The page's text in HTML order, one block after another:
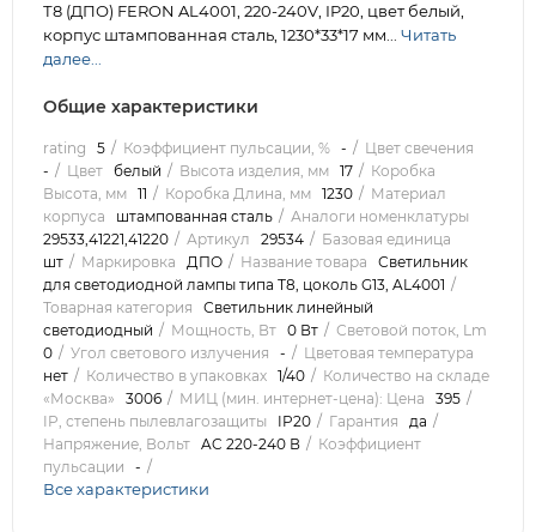
Т8 (ДПО) FERON AL4001, 220-240V, IP20, цвет белый,
корпус штампованная сталь, 1230*33*17 мм... Читать
далее...
Общие характеристики
rating 5 Коэффициент пульсации, % -
Цвет свечения
-
Цвет белый Высота изделия, мм 17
Коробка
Высота, мм 11 Коробка Длина, мм 1230
Материал
корпуса
штампованная сталь
Аналоги номенклатуры
29533,41221,41220
Артикул 29534
Базовая единица
шт
Маркировка ДПО Название товара
Светильник
для светодиодной лампы типа Т8, цоколь G13, AL4001
Товарная категория
Светильник линейный
светодиодный
Мощность, Вт 0 Вт
Световой поток, Lm
0
Угол светового излучения -
Цветовая температура
нет
Количество в упаковках 1/40
Количество на складе
«Москва»
3006 МИЦ (мин. интернет-цена): Цена
395
IP, степень пылевлагозащиты
IP20 Гарантия
да
Напряжение, Вольт AC 220-240 В
Коэффициент
пульсации
-
Все характеристики